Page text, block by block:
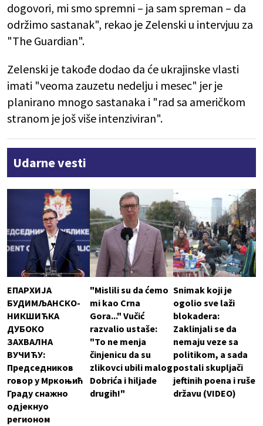
dogovori, mi smo spremni – ja sam spreman – da
održimo sastanak", rekao je Zelenski u intervjuu za
"The Guardian".
Zelenski je takođe dodao da će ukrajinske vlasti
imati "veoma zauzetu nedelju i mesec" jer je
planirano mnogo sastanaka i "rad sa američkom
stranom je još više intenziviran".
Udarne vesti
ЕПАРХИЈА
БУДИМЉАНСКО-
НИКШИЋКА
ДУБОКО
ЗАХВАЛНА
ВУЧИЋУ:
Председников
говор у Мркоњић
Граду снажно
одјекнуо
регионом
"Mislili su da ćemo
mi kao Crna
Gora..." Vučić
razvalio ustaše:
"To ne menja
činjenicu da su
zlikovci ubili malog
Dobrića i hiljade
drugih!"
Snimak koji je
ogolio sve laži
blokadera:
Zaklinjali se da
nemaju veze sa
politikom, a sada
postali skupljači
jeftinih poena i ruše
državu (VIDEO)